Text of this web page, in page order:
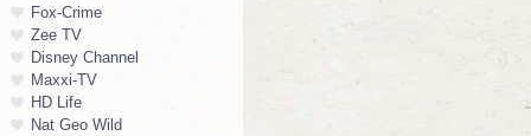
Fox-Crime
Zee TV
Disney Channel
Maxxi-TV
HD Life
Nat Geo Wild